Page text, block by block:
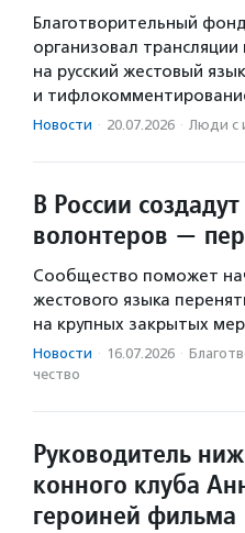
Благотворительный
организовал
на русский жестовый язык
и
Новости · 20.07.2026 · Люди с
В России
волонтеров —
Сообщество поможет
жестового языка
на крупных закрытых
Новости · 16.07.2026 ·
чест­во
Руководитель
конного клуба
героиней фильма